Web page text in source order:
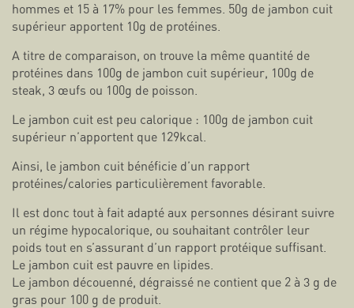
hommes et 15 à 17% pour les femmes. 50g de jambon cuit
supérieur apportent 10g de protéines.
A titre de comparaison, on trouve la même quantité de
protéines dans 100g de jambon cuit supérieur, 100g de
steak, 3 œufs ou 100g de poisson.
Le jambon cuit est peu calorique : 100g de jambon cuit
supérieur n’apportent que 129kcal.
Ainsi, le jambon cuit bénéficie d’un rapport
protéines/calories particulièrement favorable.
Il est donc tout à fait adapté aux personnes désirant suivre
un régime hypocalorique, ou souhaitant contrôler leur
poids tout en s’assurant d’un rapport protéique suffisant.
Le jambon cuit est pauvre en lipides.
Le jambon découenné, dégraissé ne contient que 2 à 3 g de
gras pour 100 g de produit.